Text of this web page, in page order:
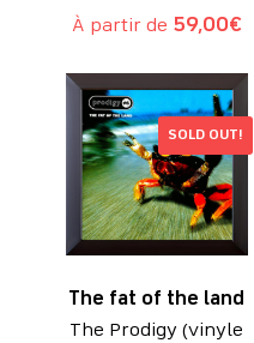
À partir de 59,00€
SOLD OUT!
The fat of the land
The Prodigy (vinyle